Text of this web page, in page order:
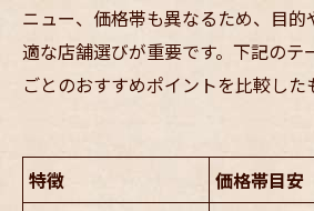
ニュー、価格帯も異なるため、目
適な店舗選びが重要です。下記のテ
ごとのおすすめポイントを比較した
特徴 価格帯目安